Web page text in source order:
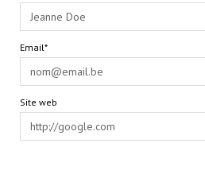
Email*
Site web